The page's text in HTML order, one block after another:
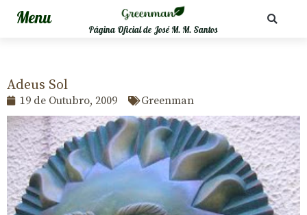
Página Oficial de José M. M. Santos
Adeus Sol
19 de Outubro, 2009 Greenman